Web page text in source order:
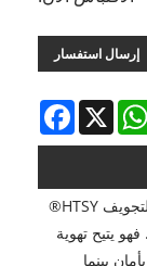
إرسال استفسار
Facebook X
تم تصميم أنبوب القصبة الهوائية المتين مزدوج التجويف HTSY®
يتيح تهوية
بينما